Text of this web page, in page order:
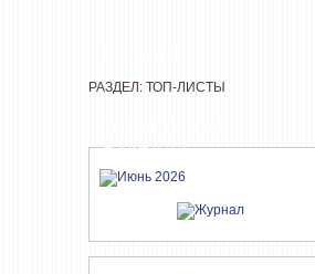
ЖУРНАЛА
РАЗДЕЛ: ТОП-ЛИСТЫ